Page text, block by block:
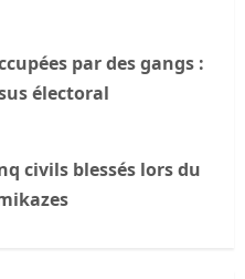
par des gangs :
électoral
civils blessés lors du